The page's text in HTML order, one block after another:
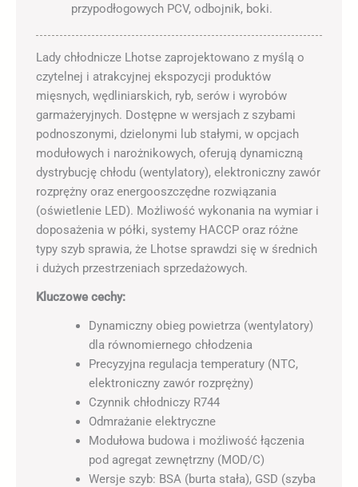
przypodłogowych PCV, odbojnik, boki.
Lady chłodnicze Lhotse zaprojektowano z myślą o
czytelnej i atrakcyjnej ekspozycji produktów
mięsnych, wędliniarskich, ryb, serów i wyrobów
garmażeryjnych. Dostępne w wersjach z szybami
podnoszonymi, dzielonymi lub stałymi, w opcjach
modułowych i narożnikowych, oferują dynamiczną
dystrybucję chłodu (wentylatory), elektroniczny zawór
rozprężny oraz energooszczędne rozwiązania
(oświetlenie LED). Możliwość wykonania na wymiar i
doposażenia w półki, systemy HACCP oraz różne
typy szyb sprawia, że Lhotse sprawdzi się w średnich
i dużych przestrzeniach sprzedażowych.
Kluczowe cechy:
Dynamiczny obieg powietrza (wentylatory)
dla równomiernego chłodzenia
Precyzyjna regulacja temperatury (NTC,
elektroniczny zawór rozprężny)
Czynnik chłodniczy R744
Odmrażanie elektryczne
Modułowa budowa i możliwość łączenia
pod agregat zewnętrzny (MOD/C)
Wersje szyb: BSA (burta stała), GSD (szyba